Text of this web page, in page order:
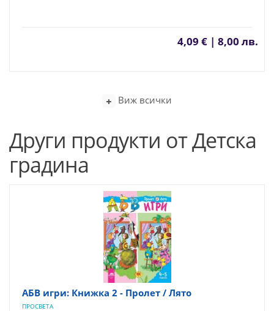
4,09 € | 8,00 лв.
Виж всички
Други продукти от Детска
градина
АБВ игри: Книжка 2 - Пролет / Лято
ПРОСВЕТА